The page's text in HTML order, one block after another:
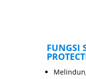
FUNGSI